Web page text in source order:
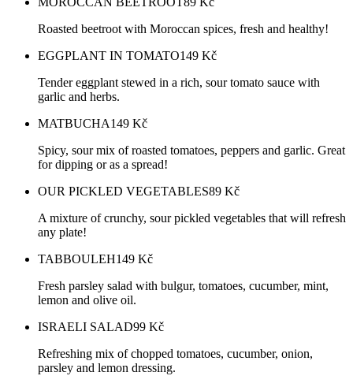
Roasted beetroot with Moroccan spices, fresh and healthy!
EGGPLANT IN TOMATO149 Kč
Tender eggplant stewed in a rich, sour tomato sauce with
garlic and herbs.
MATBUCHA149 Kč
Spicy, sour mix of roasted tomatoes, peppers and garlic. Great
for dipping or as a spread!
OUR PICKLED VEGETABLES89 Kč
A mixture of crunchy, sour pickled vegetables that will refresh
any plate!
TABBOULEH149 Kč
Fresh parsley salad with bulgur, tomatoes, cucumber, mint,
lemon and olive oil.
ISRAELI SALAD99 Kč
Refreshing mix of chopped tomatoes, cucumber, onion,
parsley and lemon dressing.